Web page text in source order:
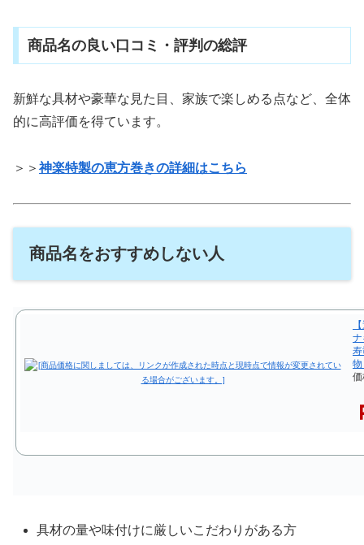
商品名の良い口コミ・評判の総評
新鮮な具材や豪華な見た目、家族で楽しめる点など、全体
的に高評価を得ています。
＞＞ 神楽特製の恵方巻きの詳細はこちら
商品名をおすすめしない人
ナ
具材の量や味付けに厳しいこだわりがある方